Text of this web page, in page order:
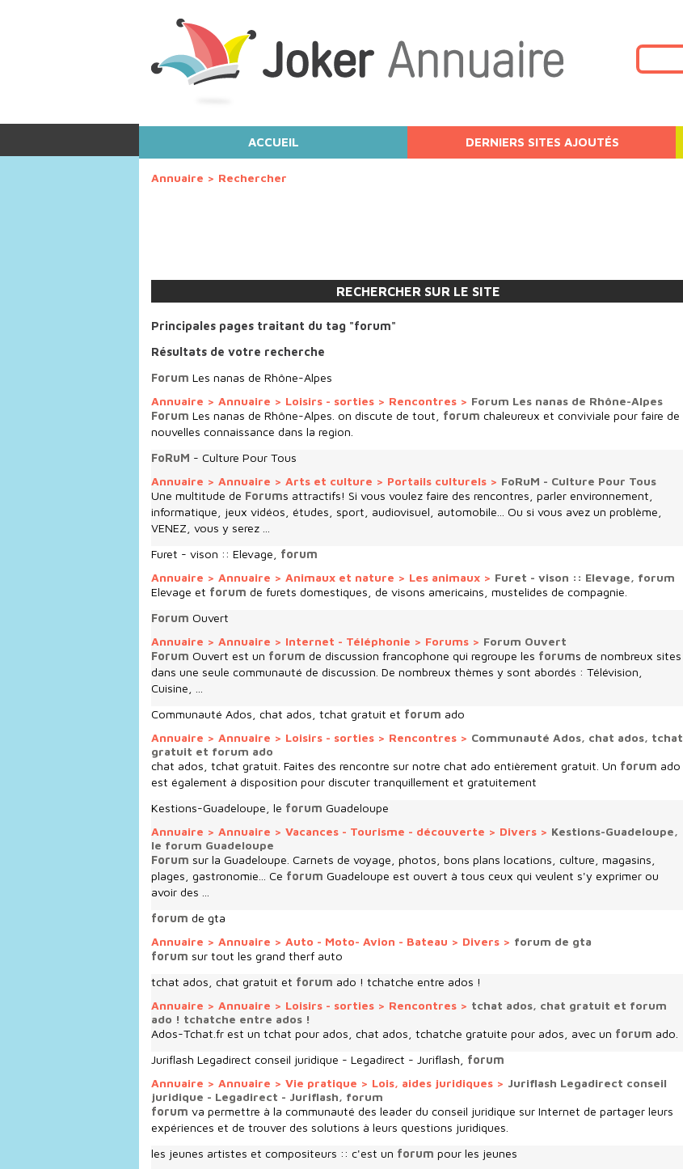
RECHERCHER SUR LE SITE
ACCUEIL DERNIERS SITES AJOUTÉS
Annuaire > Rechercher
Principales pages traitant du tag "forum"
Résultats de votre recherche
Forum Les nanas de Rhône-Alpes
Annuaire > Annuaire > Loisirs - sorties > Rencontres > Forum Les nanas de Rhône-Alpes
Forum Les nanas de Rhône-Alpes. on discute de tout, forum chaleureux et conviviale pour faire de
nouvelles connaissance dans la region.
FoRuM - Culture Pour Tous
Annuaire > Annuaire > Arts et culture > Portails culturels > FoRuM - Culture Pour Tous
Une multitude de Forums attractifs! Si vous voulez faire des rencontres, parler environnement,
informatique, jeux vidéos, études, sport, audiovisuel, automobile... Ou si vous avez un problème,
VENEZ, vous y serez ...
Furet - vison :: Elevage,
forum
Annuaire > Annuaire > Animaux et nature > Les animaux > Furet - vison :: Elevage, forum
Elevage et forum de furets domestiques, de visons americains, mustelides de compagnie.
Forum Ouvert
Annuaire > Annuaire > Internet - Téléphonie > Forums > Forum Ouvert
Forum Ouvert est un forum de discussion francophone qui regroupe les forums de nombreux sites
dans une seule communauté de discussion. De nombreux thèmes y sont abordés : Télévision,
Cuisine, ...
Communauté Ados, chat ados, tchat gratuit et forum ado
Annuaire > Annuaire > Loisirs - sorties > Rencontres > Communauté Ados, chat ados, tchat
gratuit et forum ado
chat ados, tchat gratuit. Faites des rencontre sur notre chat ado entièrement gratuit. Un forum ado
est également à disposition pour discuter tranquillement et gratuitement
Kestions-Guadeloupe, le forum Guadeloupe
Annuaire > Annuaire > Vacances - Tourisme - découverte > Divers > Kestions-Guadeloupe,
le forum Guadeloupe
Forum sur la Guadeloupe. Carnets de voyage, photos, bons plans locations, culture, magasins,
plages, gastronomie... Ce forum Guadeloupe est ouvert à tous ceux qui veulent s'y exprimer ou
avoir des ...
forum de gta
Annuaire > Annuaire > Auto - Moto- Avion - Bateau > Divers > forum de gta
forum sur tout les grand therf auto
tchat ados, chat gratuit et forum ado ! tchatche entre ados !
Annuaire > Annuaire > Loisirs - sorties > Rencontres > tchat ados, chat gratuit et forum
ado ! tchatche entre ados !
Ados-Tchat.fr est un tchat pour ados, chat ados, tchatche gratuite pour ados, avec un forum ado.
Juriflash Legadirect conseil juridique - Legadirect - Juriflash,
forum
Annuaire > Annuaire > Vie pratique > Lois, aides juridiques > Juriflash Legadirect conseil
juridique - Legadirect - Juriflash, forum
forum va permettre à la communauté des leader du conseil juridique sur Internet de partager leurs
expériences et de trouver des solutions à leurs questions juridiques.
les jeunes artistes et compositeurs :: c'est un forum pour les jeunes